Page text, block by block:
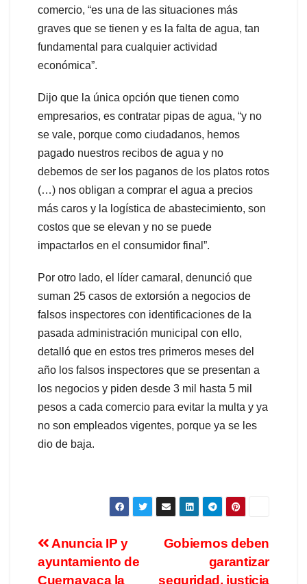
comercio, “es una de las situaciones más
graves que se tienen y es la falta de agua, tan
fundamental para cualquier actividad
económica”.
Dijo que la única opción que tienen como
empresarios, es contratar pipas de agua, “y no
se vale, porque como ciudadanos, hemos
pagado nuestros recibos de agua y no
debemos de ser los paganos de los platos rotos
(…) nos obligan a comprar el agua a precios
más caros y la logística de abastecimiento, son
costos que se elevan y no se puede
impactarlos en el consumidor final”.
Por otro lado, el líder camaral, denunció que
suman 25 casos de extorsión a negocios de
falsos inspectores con identificaciones de la
pasada administración municipal con ello,
detalló que en estos tres primeros meses del
año los falsos inspectores que se presentan a
los negocios y piden desde 3 mil hasta 5 mil
pesos a cada comercio para evitar la multa y ya
no son empleados vigentes, porque ya se les
dio de baja.
Gobiernos deben
garantizar
seguridad, justicia
Anuncia IP y
ayuntamiento de
Cuernavaca la